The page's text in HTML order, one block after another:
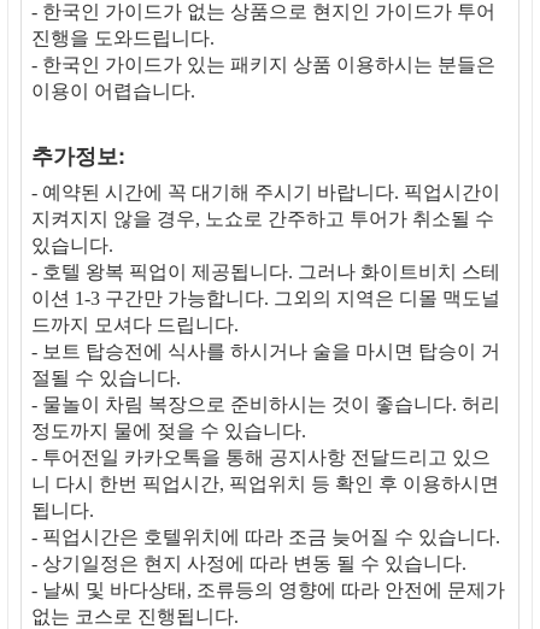
- 한국인 가이드가 없는 상품으로 현지인 가이드가 투어
진행을 도와드립니다.
- 한국인 가이드가 있는 패키지 상품 이용하시는 분들은
이용이 어렵습니다.
추가정보:
- 예약된 시간에 꼭 대기해 주시기 바랍니다. 픽업시간이
지켜지지 않을 경우, 노쇼로 간주하고 투어가 취소될 수
있습니다.
- 호텔 왕복 픽업이 제공됩니다. 그러나 화이트비치 스테
이션 1-3 구간만 가능합니다. 그외의 지역은 디몰 맥도널
드까지 모셔다 드립니다.
- 보트 탑승전에 식사를 하시거나 술을 마시면 탑승이 거
절될 수 있습니다.
- 물놀이 차림 복장으로 준비하시는 것이 좋습니다. 허리
정도까지 물에 젖을 수 있습니다.
- 투어전일 카카오톡을 통해 공지사항 전달드리고 있으
니 다시 한번 픽업시간, 픽업위치 등 확인 후 이용하시면
됩니다.
- 픽업시간은 호텔위치에 따라 조금 늦어질 수 있습니다.
- 상기일정은 현지 사정에 따라 변동 될 수 있습니다.
- 날씨 및 바다상태, 조류등의 영향에 따라 안전에 문제가
없는 코스로 진행됩니다.